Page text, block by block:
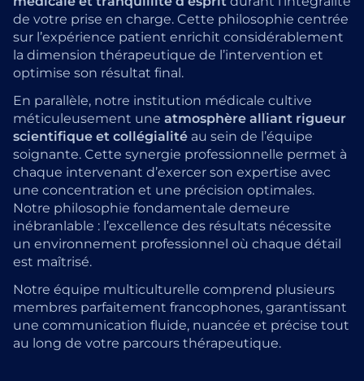
de votre prise en charge. Cette philosophie centrée
sur l’expérience patient enrichit considérablement
la dimension thérapeutique de l’intervention et
optimise son résultat final.
En parallèle, notre institution médicale cultive
méticuleusement une atmosphère alliant rigueur
scientifique et collégialité au sein de l’équipe
soignante. Cette synergie professionnelle permet à
chaque intervenant d’exercer son expertise avec
une concentration et une précision optimales.
Notre philosophie fondamentale demeure
inébranlable : l’excellence des résultats nécessite
un environnement professionnel où chaque détail
est maîtrisé.
Notre équipe multiculturelle comprend plusieurs
membres parfaitement francophones, garantissant
une communication fluide, nuancée et précise tout
au long de votre parcours thérapeutique.